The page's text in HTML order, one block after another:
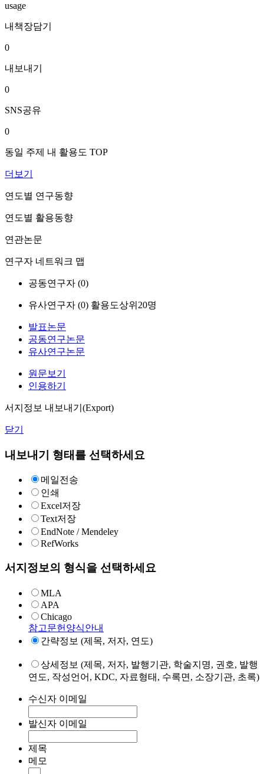
usage
내책장담기
0
내보내기
0
SNS공유
0
동일 주제 내 활용도 TOP
더보기
연도별 연구동향
연도별 활용동향
연관논문
연구자 네트워크 맵
공동연구자 (0)
유사연구자 (0) 활용도상위20명
발표논문
공동연구논문
유사연구논문
원문보기
인용하기
서지정보 내보내기(Export)
닫기
내보내기 형태를 선택하세요
메일전송
인쇄
Excel저장
Text저장
EndNote / Mendeley
RefWorks
서지정보의 형식을 선택하세요
MLA
APA
Chicago
참고문헌양식안내
간략정보 (제목, 저자, 연도)
상세정보 (제목, 저자, 발행기관, 학술지명, 권호, 발행
연도, 작성언어, KDC, 자료형태, 수록면, 소장기관, 초록)
수신자 이메일
발신자 이메일
제목
메모